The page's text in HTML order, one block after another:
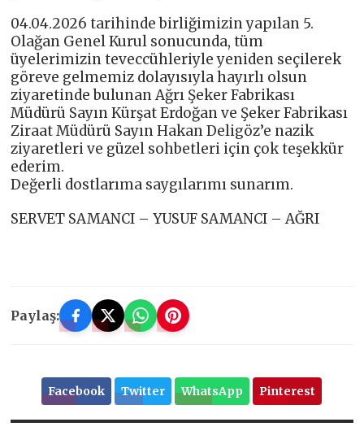
04.04.2026 tarihinde birliğimizin yapılan 5.
Olağan Genel Kurul sonucunda, tüm
üyelerimizin teveccühleriyle yeniden seçilerek
göreve gelmemiz dolayısıyla hayırlı olsun
ziyaretinde bulunan Ağrı Şeker Fabrikası
Müdürü Sayın Kürşat Erdoğan ve Şeker Fabrikası
Ziraat Müdürü Sayın Hakan Deligöz’e nazik
ziyaretleri ve güzel sohbetleri için çok teşekkür
ederim.
Değerli dostlarıma saygılarımı sunarım.
SERVET SAMANCI – YUSUF SAMANCI – AĞRI
Paylaş:
Facebook Twitter WhatsApp Pinterest